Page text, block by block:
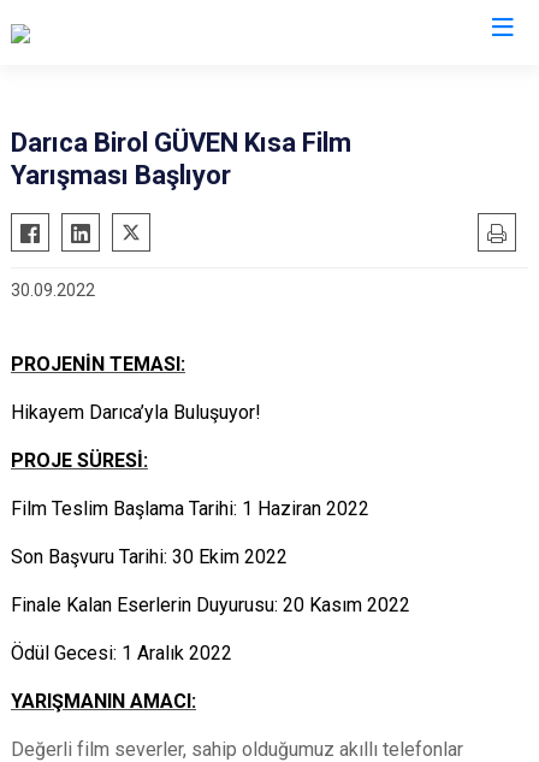
Gebze
Gölcük
Karamürsel
Derince
Darıca Birol GÜVEN Kısa Film
Yarışması Başlıyor
30.09.2022
PROJENİN TEMASI:
Hikayem Darıca’yla Buluşuyor!
PROJE SÜRESİ:
Film Teslim Başlama Tarihi: 1 Haziran 2022
Son Başvuru Tarihi: 30 Ekim 2022
Finale Kalan Eserlerin Duyurusu: 20 Kasım 2022
Ödül Gecesi: 1 Aralık 2022
YARIŞMANIN AMACI:
Değerli film severler, sahip olduğumuz akıllı telefonlar